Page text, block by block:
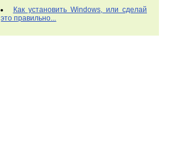
Как установить Windows, или сделай
это правильно...